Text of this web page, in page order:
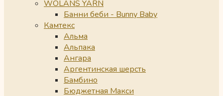
WOLANS YARN
Банни беби - Bunny Baby
Камтекс
Альма
Альпака
Ангара
Аргентинская шерсть
Бамбино
Бюджетная Макси